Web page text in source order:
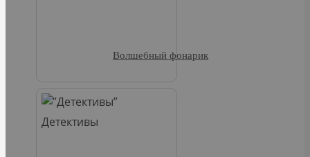
Детективы
Волшебный фонарик